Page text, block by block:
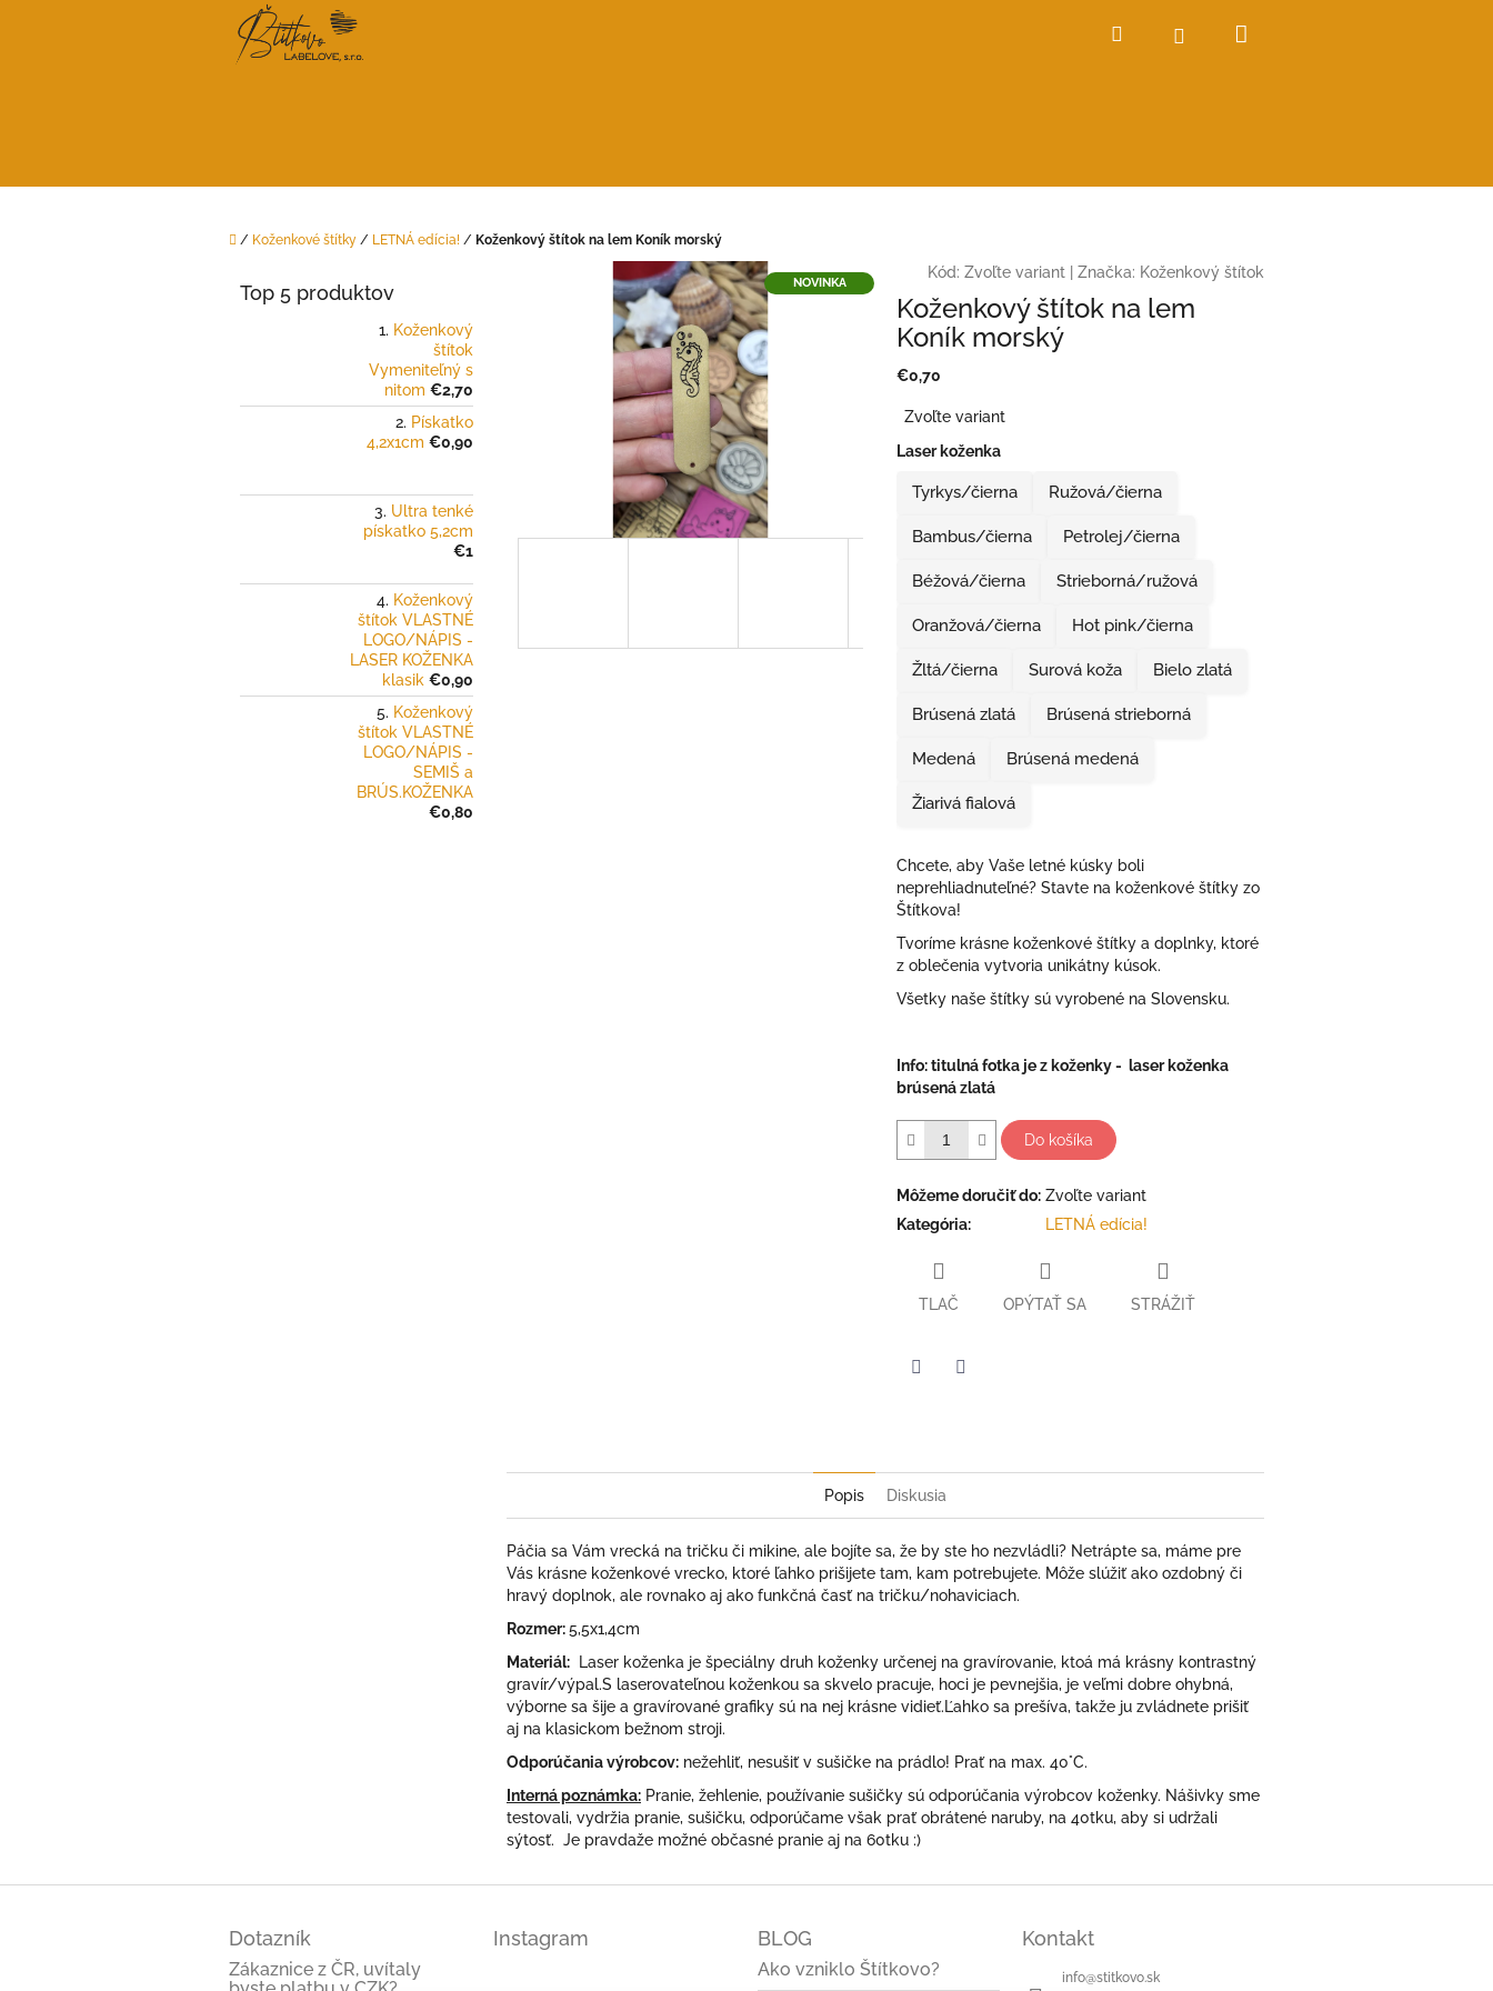
Hľadať Prihlásenie
Domov
/ Koženkové štítky / LETNÁ edícia! / Koženkový štítok na lem Koník morský
Top 5 produktov
Koženkový
štítok
Vymeniteľný s
nitom €2,70
Pískatko
4,2x1cm €0,90
Ultra tenké
pískatko 5,2cm
€1
Koženkový
štítok VLASTNÉ
LOGO/NÁPIS -
LASER KOŽENKA
klasik €0,90
Koženkový
štítok VLASTNÉ
LOGO/NÁPIS -
SEMIŠ a
BRÚS.KOŽENKA
€0,80
NOVINKA
Kód: Zvoľte variant Značka: Koženkový štítok
Koženkový štítok na lem
Koník morský
€0,70
cena:
Zvoľte variant
Laser koženka
Tyrkys/čierna Ružová/čierna
Bambus/čierna Petrolej/čierna
Béžová/čierna Strieborná/ružová
Oranžová/čierna Hot pink/čierna
Žltá/čierna Surová koža Bielo zlatá
Brúsená zlatá Brúsená strieborná
Medená Brúsená medená
Žiarivá fialová
Chcete, aby Vaše letné kúsky boli
neprehliadnuteľné? Stavte na koženkové štítky zo
Štítkova!
Tvoríme krásne koženkové štítky a doplnky, ktoré
z oblečenia vytvoria unikátny kúsok.
Všetky naše štítky sú vyrobené na Slovensku.
Info: titulná fotka je z koženky - laser koženka
brúsená zlatá
Do košíka
Môžeme doručiť do: Zvoľte variant
Kategória: LETNÁ edícia!
TLAČ OPÝTAŤ SA STRÁŽIŤ
Popis Diskusia
Páčia sa Vám vrecká na tričku či mikine, ale bojíte sa, že by ste ho nezvládli? Netrápte sa, máme pre
Vás krásne koženkové vrecko, ktoré ľahko prišijete tam, kam potrebujete. Môže slúžiť ako ozdobný či
hravý doplnok, ale rovnako aj ako funkčná časť na tričku/nohaviciach.
Rozmer:5,5x1,4cm
Materiál: Laser koženka je špeciálny druh koženky určenej na gravírovanie, ktoá má krásny kontrastný
gravír/výpal.S laserovateľnou koženkou sa skvelo pracuje, hoci je pevnejšia, je veľmi dobre ohybná,
výborne sa šije a gravírované grafiky sú na nej krásne vidieť.Ľahko sa prešíva, takže ju zvládnete prišiť
aj na klasickom bežnom stroji.
Odporúčania výrobcov: nežehliť, nesušiť v sušičke na prádlo! Prať na max. 40°C.
Interná poznámka: Pranie, žehlenie, používanie sušičky sú odporúčania výrobcov koženky. Nášivky sme
testovali, vydržia pranie, sušičku, odporúčame však prať obrátené naruby, na 40tku, aby si udržali
sýtosť. Je pravdaže možné občasné pranie aj na 60tku :)
Dotazník
Zákaznice z ČR, uvítaly
Instagram BLOG
Ako vzniklo Štítkovo?
Kontakt
info@stitkovo.sk